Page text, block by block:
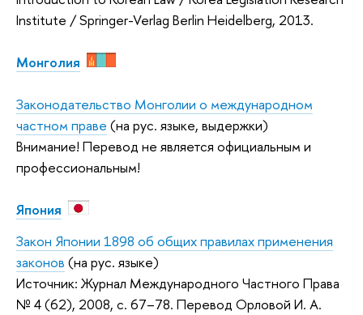
Institute / Springer-Verlag Berlin Heidelberg, 2013.
Монголия
Законодательство Монголии о международном
частном праве (на рус. языке, выдержки)
Внимание! Перевод не является официальным и
профессиональным!
Япония
Закон Японии 1898 об общих правилах применения
законов (на рус. языке)
Источник: Журнал Международного Частного Права
№ 4 (62), 2008, с. 67–78. Перевод Орловой И. А.